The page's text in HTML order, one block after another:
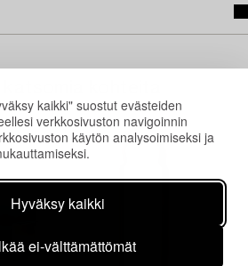
kaikki" suostut evästeiden
verkkosivuston navigoinnin
käytön analysoimiseksi ja
Hyväksy kaikki
ei-välttämättömät